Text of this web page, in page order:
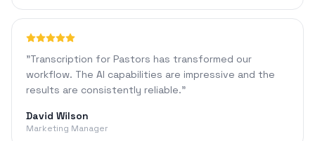
"Transcription for Pastors has transformed our
workflow. The AI capabilities are impressive and the
results are consistently reliable."
David Wilson
Marketing Manager